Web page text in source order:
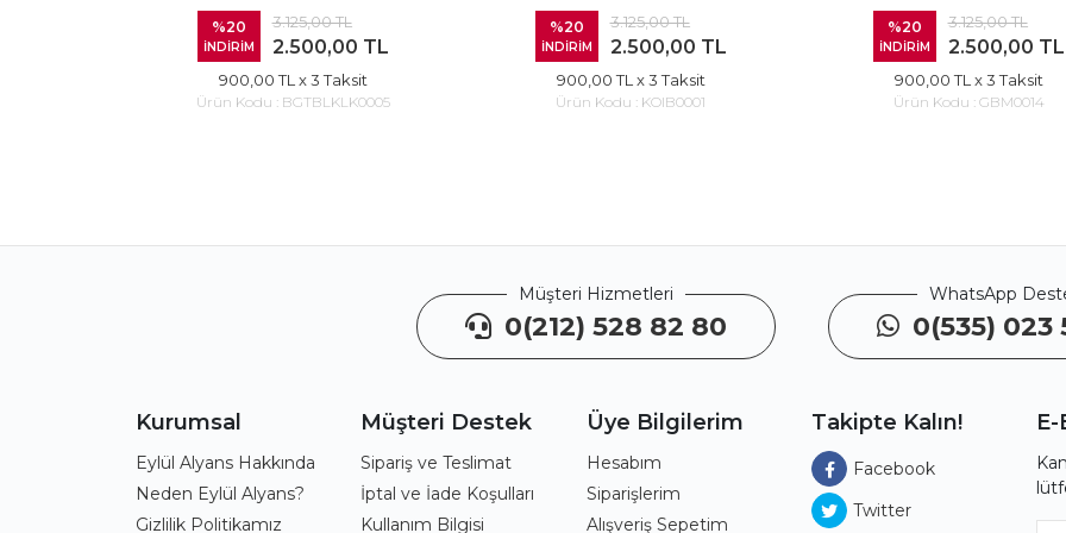
%20
İNDİRİM
3.125,00 TL
2.500,00 TL
900,00 TL x 3 Taksit
Ürün Kodu : BGTBLKLK0005
%20
İNDİRİM
3.125,00 TL
2.500,00 TL
900,00 TL x 3 Taksit
Ürün Kodu : KOIB0001
%20
İNDİRİM
3.125,00 TL
2.500,00 TL
900,00 TL x 3 Taksit
Ürün Kodu : GBM0014
Müşteri Hizmetleri
0(212) 528 82 80
WhatsApp
0(535) 023
Kurumsal
Eylül Alyans Hakkında
Neden Eylül Alyans?
Gizlilik Politikamız
Müşteri Destek
Sipariş ve Teslimat
İptal ve İade Koşulları
Kullanım Bilgisi
Üye Bilgilerim
Hesabım
Siparişlerim
Alışveriş Sepetim
Takipte Kalın!
Facebook
Twitter